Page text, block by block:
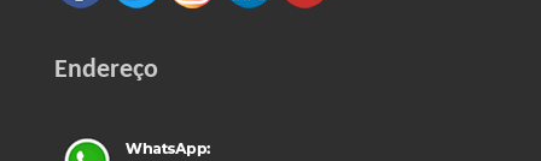
Endereço